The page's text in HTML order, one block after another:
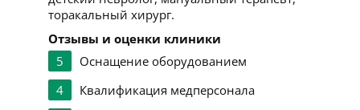
торакальный хирург.
Отзывы и оценки клиники
5
Оснащение оборудованием
4
Квалификация медперсонала